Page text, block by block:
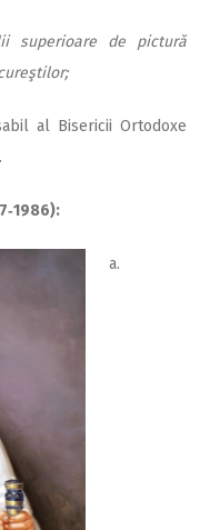
superioare de pictură
al Bisericii Ortodoxe
a.